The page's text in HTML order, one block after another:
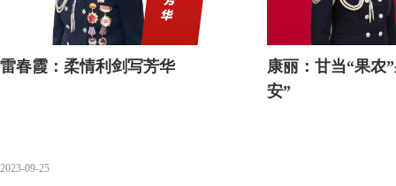
雷春霞：柔情利剑写芳华
2023-09-25
康丽：甘当“果农
安”